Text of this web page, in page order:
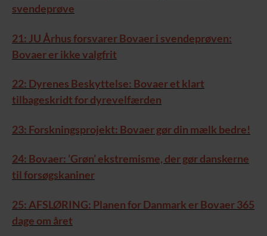
svendeprøve
21: JU Århus forsvarer Bovaer i svendeprøven:
Bovaer er ikke valgfrit
22: Dyrenes Beskyttelse: Bovaer et klart
tilbageskridt for dyrevelfærden
23: Forskningsprojekt: Bovaer gør din mælk bedre!
24: Bovaer: ’Grøn’ ekstremisme, der gør danskerne
til forsøgskaniner
25: AFSLØRING: Planen for Danmark er Bovaer 365
dage om året